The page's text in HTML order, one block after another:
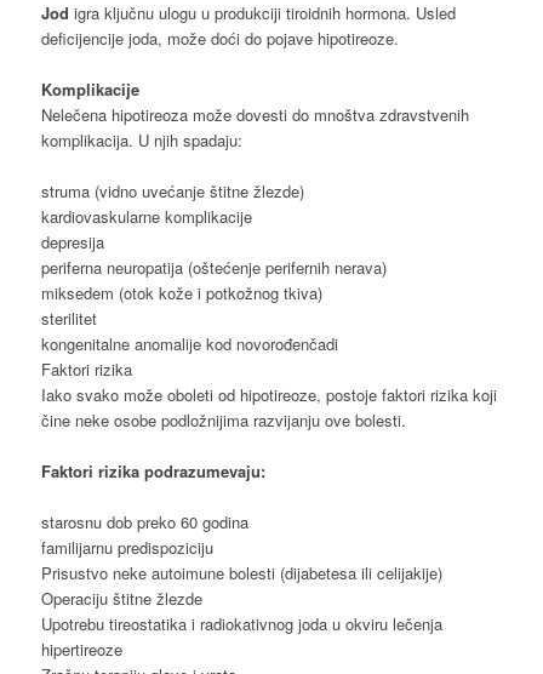
Jod igra ključnu ulogu u produkciji tiroidnih hormona. Usled
deficijencije joda, može doći do pojave hipotireoze.
Komplikacije
Nelečena hipotireoza može dovesti do mnoštva zdravstvenih
komplikacija. U njih spadaju:
struma (vidno uvećanje štitne žlezde)
kardiovaskularne komplikacije
depresija
periferna neuropatija (oštećenje perifernih nerava)
miksedem (otok kože i potkožnog tkiva)
sterilitet
kongenitalne anomalije kod novorođenčadi
Faktori rizika
Iako svako može oboleti od hipotireoze, postoje faktori rizika koji
čine neke osobe podložnijima razvijanju ove bolesti.
Faktori rizika podrazumevaju:
starosnu dob preko 60 godina
familijarnu predispoziciju
Prisustvo neke autoimune bolesti (dijabetesa ili celijakije)
Operaciju štitne žlezde
Upotrebu tireostatika i radiokativnog joda u okviru lečenja
hipertireoze